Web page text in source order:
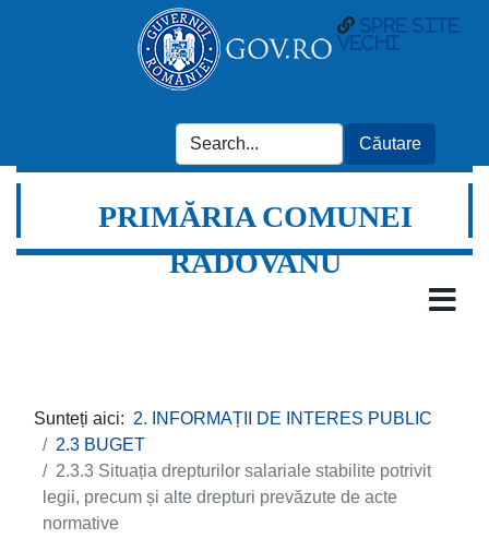
Spre site
vechi
PRIMĂRIA COMUNEI
RADOVANU
Sunteți aici: 2. INFORMAȚII DE INTERES PUBLIC
2.3 BUGET
2.3.3 Situația drepturilor salariale stabilite potrivit
legii, precum și alte drepturi prevăzute de acte
normative